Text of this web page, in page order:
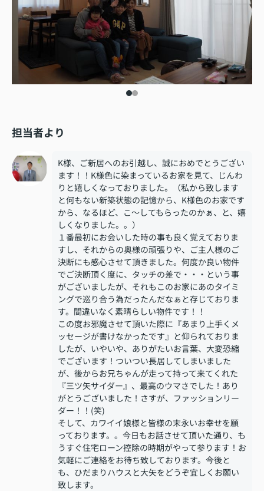
担当者より
K様、ご新居へのお引越し、誠におめでとうござい
ます！！K様色に染まっているお家を見て、じんわ
りと嬉しくなっておりました。（私から致します
と何もない新築状態の記憶から、K様色のお家です
から、なるほど、こ～してもらったのかぁ、と、嬉
しくなりました。。）
１番最初にお会いした時の事も良く覚えておりま
すし、それからの奥様の頑張りや、ご主人様のご
決断にも感心させて頂きました。何度か良い物件
でご決断頂く度に、タッチの差で・・・という事
がございましたが、それもこのお家にあのタイミ
ングで巡り合う為だったんだなぁと存じておりま
す。間違いなく素晴らしい物件です！！
この度お邪魔させて頂いた際に『あまり上手くメ
ッセージが書けなかったです』と仰られておりま
したが、いやいや、ありがたいお言葉、大変恐縮
でございます！ついつい長居してしまいました
が、後からお兄ちゃんが走って持って来てくれた
『三ツ矢サイダー』、最高のウマさでした！あり
がとうございました！さすが、ファッションリー
ダー！！(笑)
そして、カワイイ娘様と皆様の末永いお幸せを願
っております。。今日もお話させて頂いた通り、も
うすぐ住宅ローン控除の時期がやって参ります！お
気軽にご連絡をお待ち致しております。今後と
も、ひだまりハウスと大矢をどうぞ宜しくお願い
致します。